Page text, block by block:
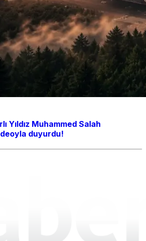
Yıldız Muhammed Salah
duyurdu!